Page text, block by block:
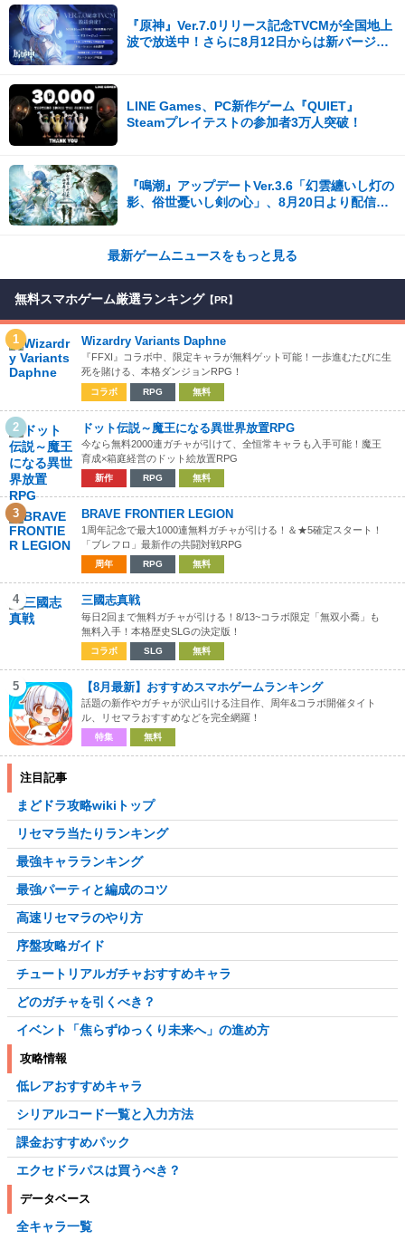
『原神』Ver.7.0リリース記念TVCMが全国地上
波で放送中！さらに8月12日からは新バージョ
LINE Games、PC新作ゲーム『QUIET』
Steamプレイテストの参加者3万人突破！
『鳴潮』アップデートVer.3.6「幻雲纏いし灯の
影、俗世憂いし剣の心」、8月20日より配信開
最新ゲームニュースをもっと見る
無料スマホゲーム厳選ランキング 【PR】
1 Wizardry Variants Daphne
『FFXI』コラボ中、限定キャラが無料ゲット可能！一歩進むたびに生
死を賭ける、本格ダンジョンRPG！
コラボ RPG 無料
2 ドット伝説～魔王になる異世界放置RPG
今なら無料2000連ガチャが引けて、全恒常キャラも入手可能！魔王
育成×箱庭経営のドット絵放置RPG
新作 RPG 無料
3 BRAVE FRONTIER LEGION
1周年記念で最大1000連無料ガチャが引ける！＆★5確定スタート！
「ブレフロ」最新作の共闘対戦RPG
周年 RPG 無料
4 三國志真戦
毎日2回まで無料ガチャが引ける！8/13~コラボ限定「無双小喬」も
無料入手！本格歴史SLGの決定版！
コラボ SLG 無料
5 【8月最新】おすすめスマホゲームランキング
話題の新作やガチャが沢山引ける注目作、周年&コラボ開催タイト
ル、リセマラおすすめなどを完全網羅！
特集 無料
注目記事
まどドラ攻略wikiトップ
リセマラ当たりランキング
最強キャラランキング
最強パーティと編成のコツ
高速リセマラのやり方
序盤攻略ガイド
チュートリアルガチャおすすめキャラ
どのガチャを引くべき？
イベント「焦らずゆっくり未来へ」の進め方
攻略情報
低レアおすすめキャラ
シリアルコード一覧と入力方法
課金おすすめパック
エクセドラパスは買うべき？
データベース
全キャラ一覧